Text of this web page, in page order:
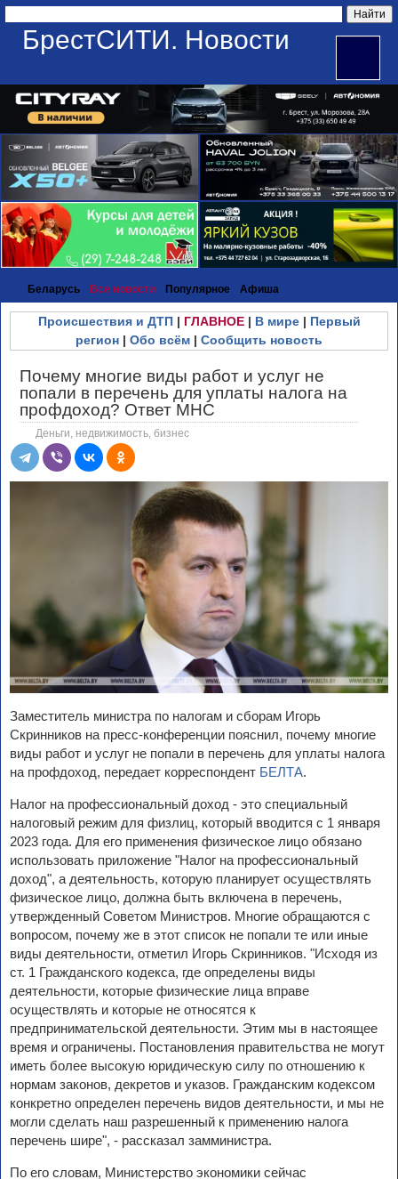
БрестСИТИ. Новости
Беларусь Все новости Популярное Афиша
Происшествия и ДТП| ГЛАВНОЕ| В мире| Первый
регион | Обо всём | Сообщить новость
Почему многие виды работ и услуг не
попали в перечень для уплаты налога на
профдоход? Ответ МНС
Деньги, недвижимость, бизнес
Заместитель министра по налогам и сборам Игорь
Скринников на пресс-конференции пояснил, почему многие
виды работ и услуг не попали в перечень для уплаты налога
на профдоход, передает корреспондент БЕЛТА.
Налог на профессиональный доход - это специальный
налоговый режим для физлиц, который вводится с 1 января
2023 года. Для его применения физическое лицо обязано
использовать приложение "Налог на профессиональный
доход", а деятельность, которую планирует осуществлять
физическое лицо, должна быть включена в перечень,
утвержденный Советом Министров. Многие обращаются с
вопросом, почему же в этот список не попали те или иные
виды деятельности, отметил Игорь Скринников. "Исходя из
ст. 1 Гражданского кодекса, где определены виды
деятельности, которые физические лица вправе
осуществлять и которые не относятся к
предпринимательской деятельности. Этим мы в настоящее
время и ограничены. Постановления правительства не могут
иметь более высокую юридическую силу по отношению к
нормам законов, декретов и указов. Гражданским кодексом
конкретно определен перечень видов деятельности, и мы не
могли сделать наш разрешенный к применению налога
перечень шире", - рассказал замминистра.
По его словам, Министерство экономики сейчас